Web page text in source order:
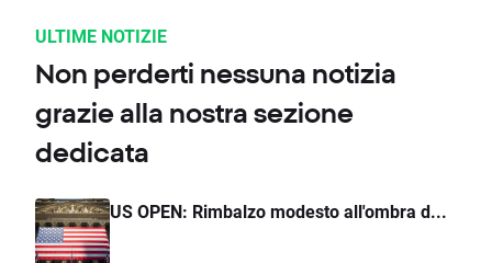
ULTIME NOTIZIE
Non perderti nessuna notizia
grazie alla nostra sezione
dedicata
US OPEN: Rimbalzo modesto all'ombra d...